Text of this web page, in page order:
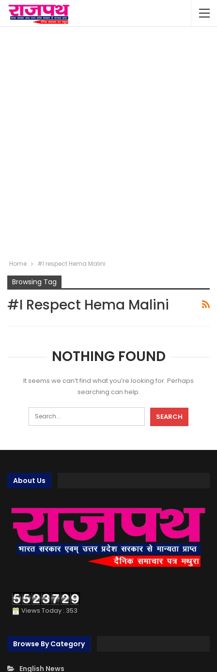
Home #I respect Hema Malini
Browsing Tag
#I Respect Hema Malini
NOTHING FOUND
It seems we can’t find what you’re looking for. Perhaps
searching can help.
About Us
Views Today : 353
Browse By Category
English News